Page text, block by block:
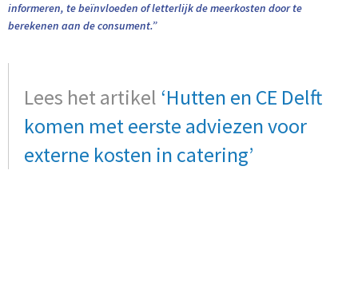
informeren, te beïnvloeden of letterlijk de meerkosten door te
berekenen aan de consument.”
Lees het artikel ‘Hutten en CE Delft
komen met eerste adviezen voor
externe kosten in catering’